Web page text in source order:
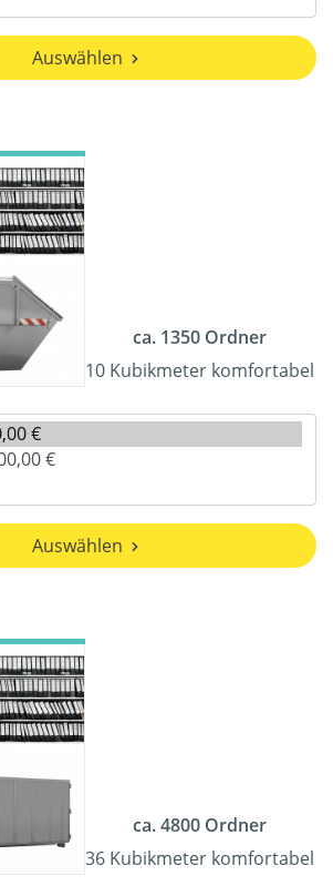
Auswählen
ca. 1350 Ordner
10 Kubikmeter komfortabel
Auswählen
ca. 4800 Ordner
36 Kubikmeter komfortabel